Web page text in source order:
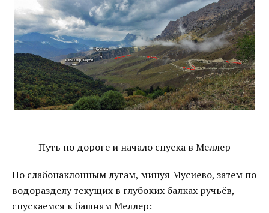
Путь по дороге и начало спуска в Меллер
По слабонаклонным лугам, минуя Мусиево, затем по
водоразделу текущих в глубоких балках ручьёв,
спускаемся к башням Меллер: